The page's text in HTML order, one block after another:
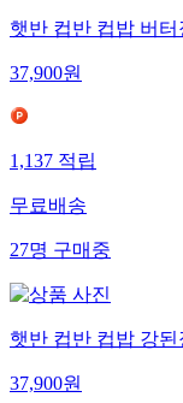
햇반 컵반 컵밥 버터
37,900원
1,137적립
무료배송
27명구매중
햇반 컵반 컵밥 강된
37,900원